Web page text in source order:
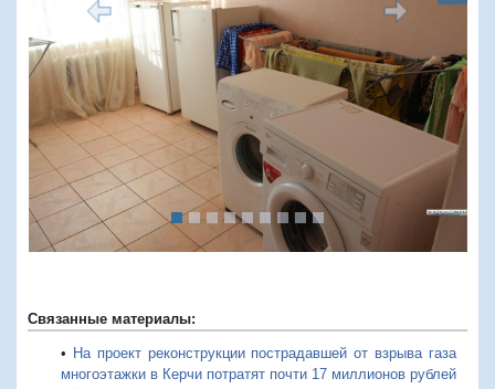
Предыдущий
Связанные материалы:
• На проект реконструкции пострадавшей от взрыва газа
многоэтажки в Керчи потратят почти 17 миллионов рублей